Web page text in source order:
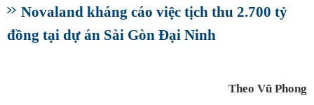
Novaland kháng cáo việc tịch thu 2.700 tỷ
đồng tại dự án Sài Gòn Đại Ninh
Theo Vũ Phong